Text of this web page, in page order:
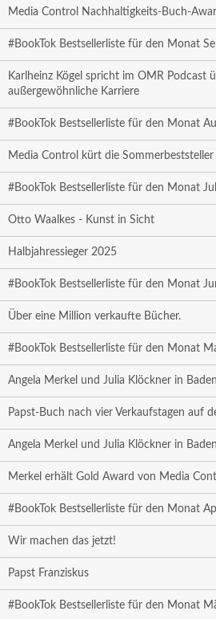
Media Control Nachhaltigkeits-Buch-
#BookTok Bestsellerliste für den Monat
Karlheinz Kögel spricht im OMR Podcast
außergewöhnliche Karriere
#BookTok Bestsellerliste für den Monat
Media Control kürt die
#BookTok Bestsellerliste für den Monat
Otto Waalkes - Kunst in Sicht
Halbjahressieger 2025
#BookTok Bestsellerliste für den Monat
Über eine Million verkaufte Bücher.
#BookTok Bestsellerliste für den Monat
Angela Merkel und Julia Klöckner in
Papst-Buch nach vier Verkaufstagen auf
Angela Merkel und Julia Klöckner in
Merkel erhält Gold Award von Media
#BookTok Bestsellerliste für den Monat
Wir machen das jetzt!
Papst Franziskus
#BookTok Bestsellerliste für den Monat